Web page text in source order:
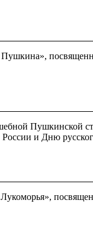
Пушкина»,
Пушкинской
и Дню